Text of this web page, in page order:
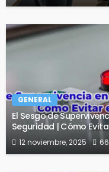
GENERAL
El Sesgo de
Seguridad | Cómo
12 noviembre, 2025